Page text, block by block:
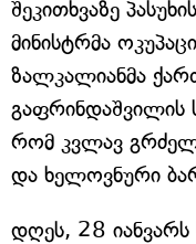
შეკითხვაზე
მინისტრმა
ზალკალიანმა
გაფრინდაშვილის
რომ კვლავ
და ხელოვნური
დღეს, 28